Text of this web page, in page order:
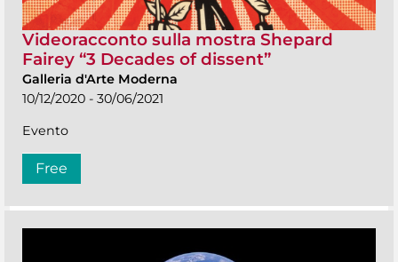
Videoracconto sulla mostra Shepard
Fairey “3 Decades of dissent”
Galleria d'Arte Moderna
10/12/2020 - 30/06/2021
Evento
Free